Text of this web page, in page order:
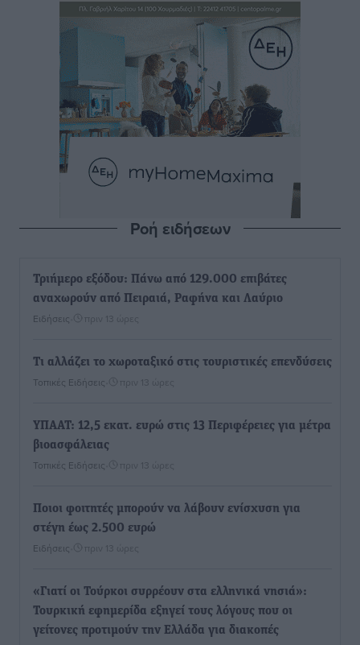
Ροή ειδήσεων
Τριήμερο εξόδου: Πάνω από 129.000 επιβάτες
αναχωρούν από Πειραιά, Ραφήνα και Λαύριο
Ειδήσεις πριν 13 ώρες
Τι αλλάζει το χωροταξικό στις τουριστικές επενδύσεις
Τοπικές Ειδήσεις πριν 13 ώρες
ΥΠΑΑΤ: 12,5 εκατ. ευρώ στις 13 Περιφέρειες για μέτρα
βιοασφάλειας
Τοπικές Ειδήσεις πριν 13 ώρες
Ποιοι φοιτητές μπορούν να λάβουν ενίσχυση για
στέγη έως 2.500 ευρώ
Ειδήσεις πριν 13 ώρες
«Γιατί οι Τούρκοι συρρέουν στα ελληνικά νησιά»:
Τουρκική εφημερίδα εξηγεί τους λόγους που οι
γείτονες προτιμούν την Ελλάδα για διακοπές